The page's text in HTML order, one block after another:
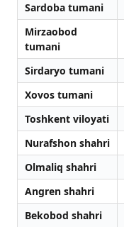
Sardoba tumani
Mirzaobod
tumani
Sirdaryo tumani
Xovos tumani
Toshkent viloyati
Nurafshon shahri
Olmaliq shahri
Angren shahri
Bekobod shahri